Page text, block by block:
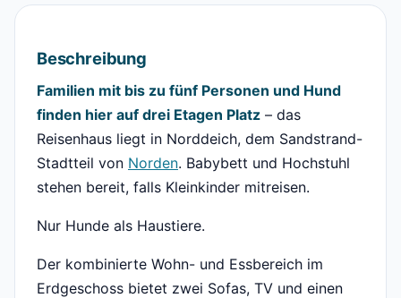
Beschreibung
Familien mit bis zu fünf Personen und Hund
finden hier auf drei Etagen Platz – das
Reisenhaus liegt in Norddeich, dem Sandstrand-
Stadtteil von Norden. Babybett und Hochstuhl
stehen bereit, falls Kleinkinder mitreisen.
Nur Hunde als Haustiere.
Der kombinierte Wohn- und Essbereich im
Erdgeschoss bietet zwei Sofas, TV und einen